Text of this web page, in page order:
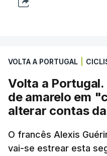
VOLTA A PORTUGAL
Volta a
de amarelo em
alterar contas
O francês Alexis
vai-se estrear esta